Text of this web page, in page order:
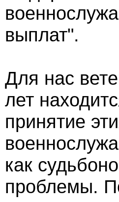
выплат".
Для нас
лет
принятие
как
проблемы.